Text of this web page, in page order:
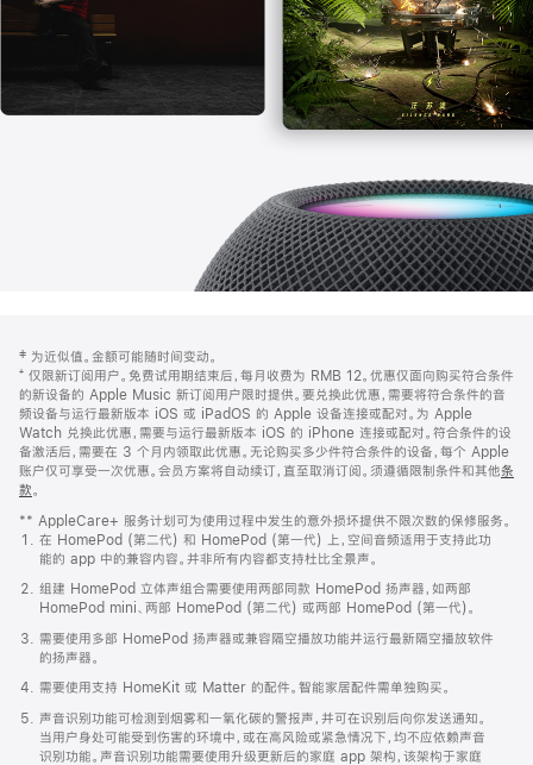
页
页
脚
注
‡ 为近似值。金额可能随时间变动。
⁺ 仅限新订阅用户。免费试用期结束后，每月收费为 RMB 12。优惠仅面向购买符合条件
的新设备的 Apple Music 新订阅用户限时提供。要兑换此优惠，需要将符合条件的音
频设备与运行最新版本 iOS 或 iPadOS 的 Apple 设备连接或配对。为 Apple
Watch 兑换此优惠，需要与运行最新版本 iOS 的 iPhone 连接或配对。符合条件的设
备激活后，需要在 3 个月内领取此优惠。无论购买多少件符合条件的设备，每个 Apple
账户仅可享受一次优惠。会员方案将自动续订，直至取消订阅。须遵循限制条件和其他条
款。
窗
口
中
打
开)
** AppleCare+ 服务计划可为使用过程中发生的意外损坏提供不限次数的保修服务。
在 HomePod (第二代) 和 HomePod (第一代) 上，空间音频适用于支持此功
能的 app 中的兼容内容。并非所有内容都支持杜比全景声。
组建 HomePod 立体声组合需要使用两部同款 HomePod 扬声器，如两部
HomePod mini、两部 HomePod (第二代) 或两部 HomePod (第一代)。
需要使用多部 HomePod 扬声器或兼容隔空播放功能并运行最新隔空播放软件
的扬声器。
需要使用支持 HomeKit 或 Matter 的配件。智能家居配件需单独购买。
声音识别功能可检测到烟雾和一氧化碳的警报声，并可在识别后向你发送通知。
当用户身处可能受到伤害的环境中，或在高风险或紧急情况下，均不应依赖声音
识别功能。声音识别功能需要使用升级更新后的家庭 app 架构，该架构于家庭